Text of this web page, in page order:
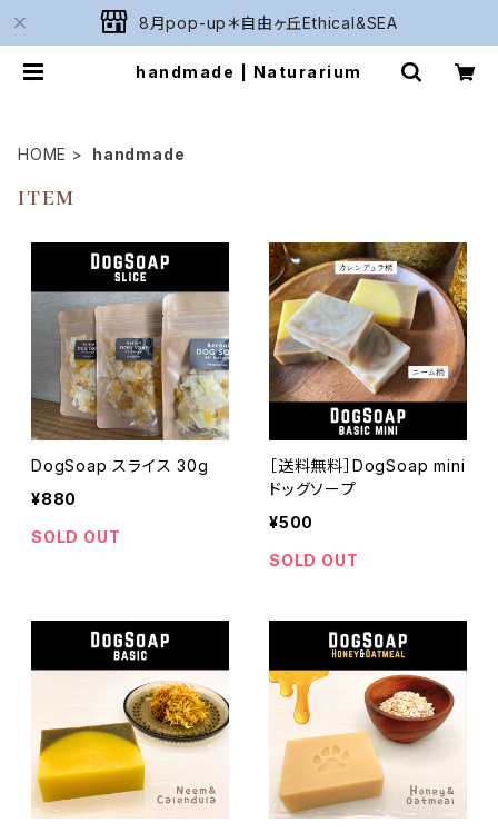
8月pop-up＊自由ヶ丘Ethical&SEA
handmade | Naturarium
HOME handmade
ITEM
DogSoap スライス 30g
¥880
SOLD OUT
［送料無料］DogSoap mini
ドッグソープ
¥500
SOLD OUT